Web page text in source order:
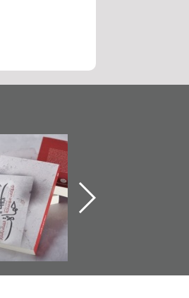
تصنيف موضوعي
للوثائق
يقدمه «مركز
في
كتب